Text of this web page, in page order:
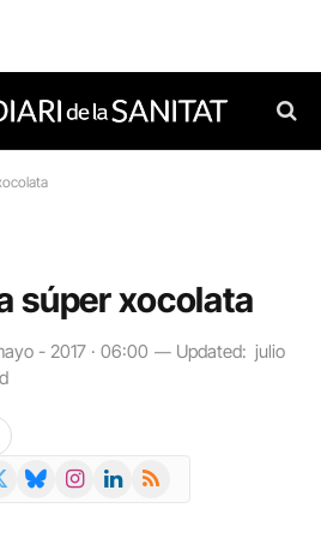
súper xocolata
- 2017 · 06:00 Updated: julio
BlueskyInstagramLinkedIn
RSS